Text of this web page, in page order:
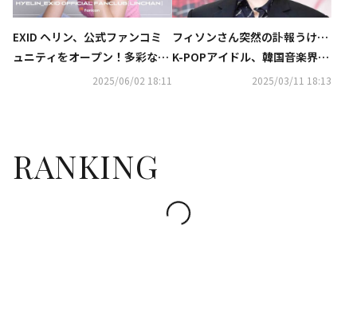
EXID ヘリン、公式ファンコミ
ュニティをオープン！多彩なコ
ンテンツに高まる期待2025/06/02 18:11
フィソンさん突然の訃報うけ…
K-POPアイドル、韓国音楽界か
2025/03/11 18:13
RANKING